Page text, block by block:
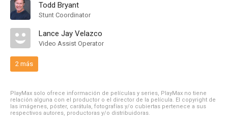
Todd Bryant
Stunt Coordinator
Lance Jay Velazco
Video Assist Operator
2 más
PlayMax solo ofrece información de películas y series, PlayMax no tiene
relación alguna con el productor o el director de la película. El copyright de
las imágenes, póster, carátula, fotografías y/o cubiertas pertenece a sus
respectivos autores, productoras y/o distribuidoras.